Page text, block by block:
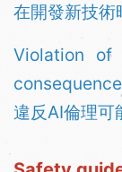
在開發新技術
Violation
違反AI倫理可